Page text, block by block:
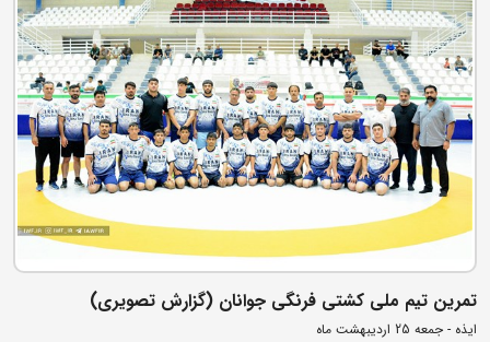
تمرین تیم ملی کشتی فرنگی جوانان (گزارش تصویری)
ایذه - جمعه 25 اردیبهشت ماه